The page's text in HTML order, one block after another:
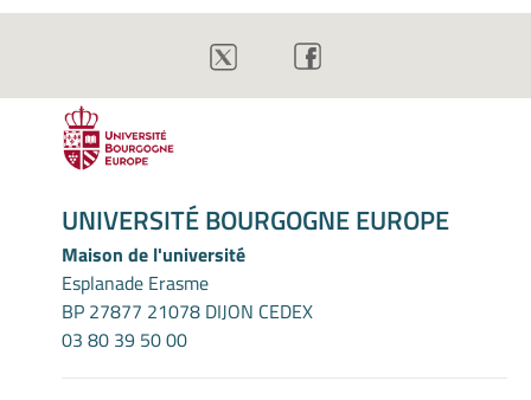
UNIVERSITÉ BOURGOGNE EUROPE
Maison de l'université
Esplanade Erasme
BP 27877 21078 DIJON CEDEX
03 80 39 50 00